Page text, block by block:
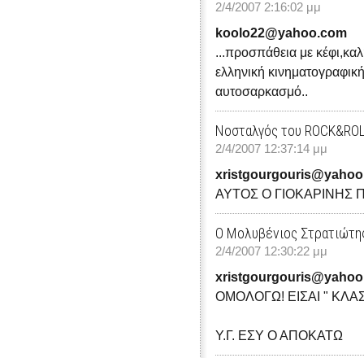
2/4/2007 2:16:02 μμ
koolo22@yahoo.com
...προσπάθεια με
ελληνική
αυτοσαρκασμό..
Νοσταλγός του
2/4/2007 12:37:14 μμ
ΑΥΤΟΣ Ο ΓΙΟΚΑΡΙΝΗΣ
Ο Μολυβένιος
2/4/2007 12:30:22 μμ
ΟΜΟΛΟΓΩ! ΕΙΣΑΙ "
Υ.Γ. ΕΣΥ Ο ΑΠΟΚΑΤΩ